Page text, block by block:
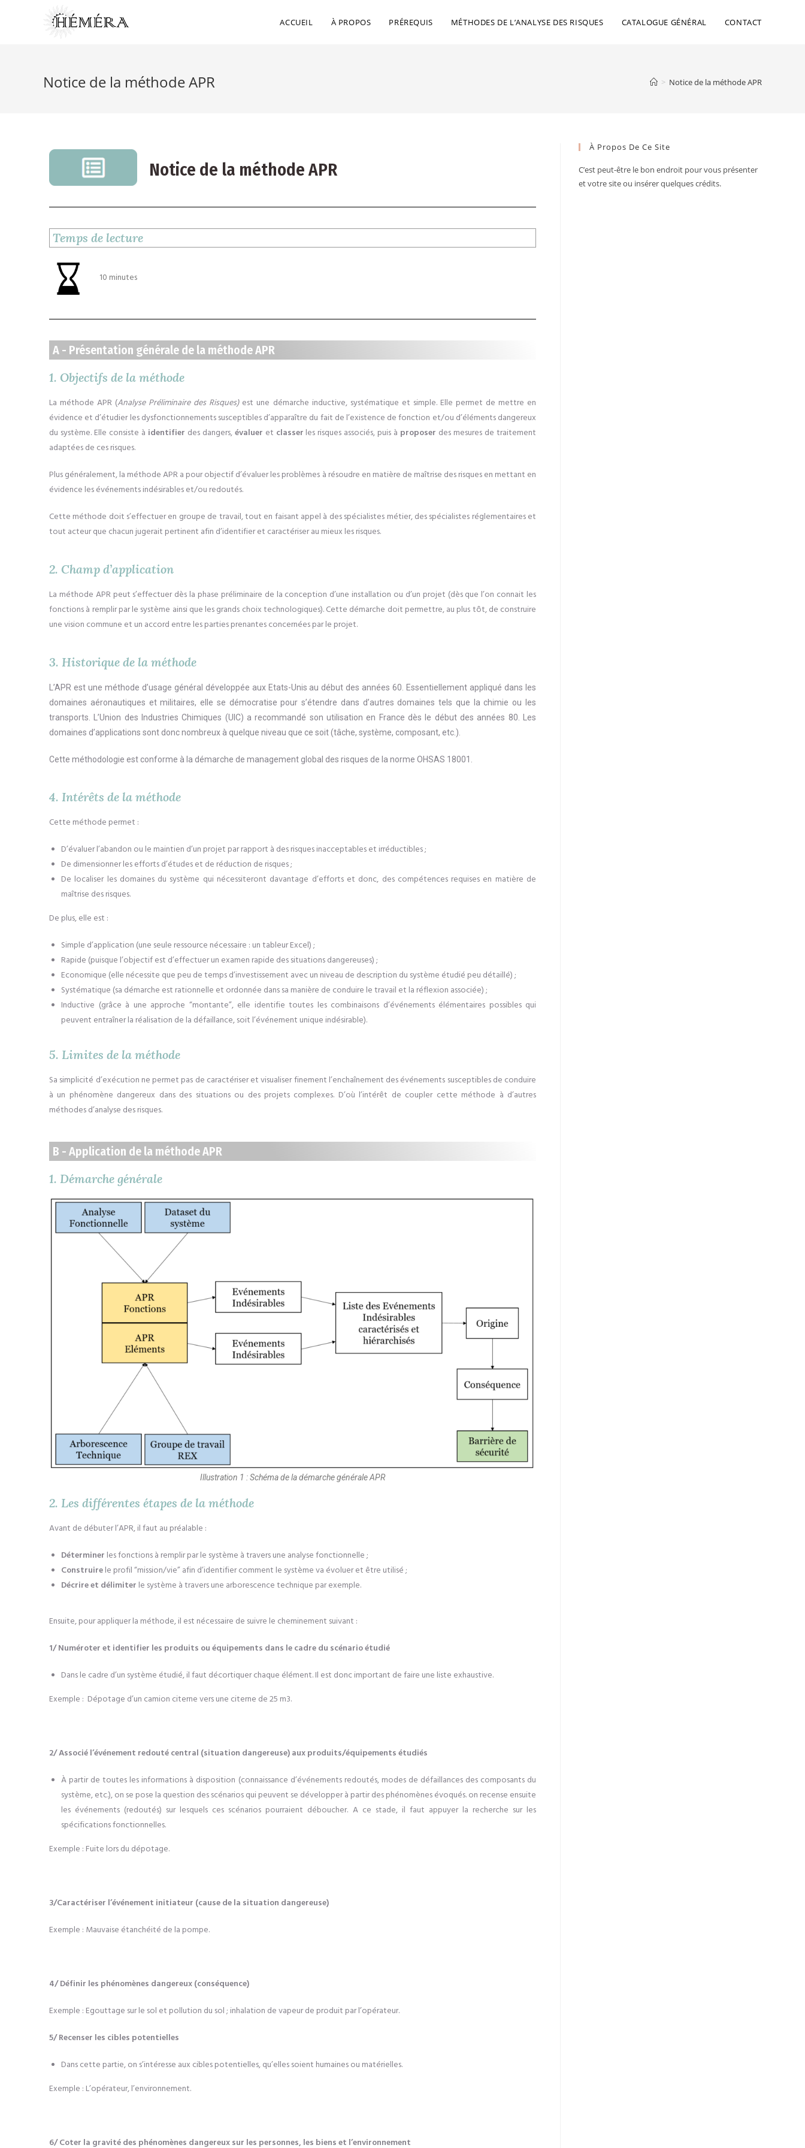
ACCUEIL À PROPOS PRÉREQUIS MÉTHODES DE L’ANALYSE DES RISQUES CATALOGUE GÉNÉRAL CONTACT
Notice de la méthode APR > Notice de la méthode APR
Notice de la méthode APR
Temps de lecture
10 minutes
A - Présentation générale de la méthode APR
1. Objectifs de la méthode
La méthode APR (Analyse Préliminaire des Risques) est une démarche inductive, systématique et simple. Elle permet de mettre en
évidence et d’étudier les dysfonctionnements susceptibles d’apparaître du fait de l’existence de fonction et/ou d’éléments dangereux
du système. Elle consiste à identifier des dangers, évaluer et classer les risques associés, puis à proposer des mesures detraitement
adaptées de ces risques.
Plus généralement, la méthode APR a pour objectif d’évaluer les problèmes à résoudre en matière de maîtrise des risquesen mettant en
évidence les événements indésirables et/ou redoutés.
Cette méthode doit s’effectuer en groupe de travail, tout en faisant appel à des spécialistes métier, des spécialistes réglementaires et
tout acteur que chacun jugerait pertinent afin d’identifier et caractériser au mieux les risques.
2. Champ d’application
La méthode APR peut s’effectuer dès la phase préliminaire de la conception d’une installation ou d’un projet (dès que l’on connait les
fonctions à remplir par le système ainsi que les grands choix technologiques). Cette démarche doit permettre, au plus tôt, de construire
une vision commune et un accord entre les parties prenantes concernées par le projet.
3. Historique de la méthode
L’APR est une méthode d’usage général développée aux Etats-Unis au début des années 60. Essentiellement appliqué dans les
domaines aéronautiques et militaires, elle se démocratise pour s’étendre dans d’autres domaines tels que la chimie ou les
transports. L’Union des Industries Chimiques (UIC) a recommandé son utilisation en France dès le début des années 80. Les
domaines d’applications sont donc nombreux à quelque niveau que ce soit (tâche, système, composant, etc.).
Cette méthodologie est conforme à la démarche de management global des risques de la norme OHSAS 18001.
4. Intérêts de la méthode
Cette méthode permet :
D’évaluer l’abandon ou le maintien d’un projet par rapport à des risques inacceptables et irréductibles ;
De dimensionner les efforts d’études et de réduction de risques ;
De localiser les domaines du système qui nécessiteront davantage d’efforts et donc, des compétences requises en matière de
maîtrise des risques.
De plus, elle est :
Simple d’application (une seule ressource nécessaire : un tableur Excel) ;
Rapide (puisque l’objectif est d’effectuer un examen rapide des situations dangereuses) ;
Economique (elle nécessite que peu de temps d’investissement avec un niveau de description du système étudié peu détaillé) ;
Systématique (sa démarche est rationnelle et ordonnée dans sa manière de conduire le travail et la réflexion associée) ;
Inductive (grâce à une approche “montante”, elle identifie toutes les combinaisons d’événements élémentaires possibles qui
peuvent entraîner la réalisation de la défaillance, soit l’événement unique indésirable).
5. Limites de la méthode
Sa simplicité d’exécution ne permet pas de caractériser et visualiser finement l’enchaînement des événements susceptibles de conduire
à un phénomène dangereux dans des situations ou des projets complexes. D’où l’intérêt de coupler cette méthode à d’autres
méthodes d’analyse des risques.
B - Application de la méthode APR
1. Démarche générale
Illustration 1 : Schéma de la démarche générale APR
2. Les différentes étapes de la méthode
Avant de débuter l’APR, il faut au préalable :
Déterminer les fonctions à remplir par le système à travers une analyse fonctionnelle ;
Construire le profil “mission/vie” afin d’identifier comment le système va évoluer et être utilisé ;
Décrire et délimiter le système à travers une arborescence technique par exemple.
Ensuite, pour appliquer la méthode, il est nécessaire de suivre le cheminement suivant :
1/ Numéroter et identifier les produits ou équipements dans le cadre du scénario étudié
Dans le cadre d’un système étudié, il faut décortiquer chaque élément. Il est donc important de faire une liste exhaustive.
Exemple : Dépotage d’un camion citerne vers une citerne de 25 m3.
2/ Associé l’événement redouté central (situation dangereuse) aux produits/équipements étudiés
À partir detoutes les informations à disposition (connaissance d’événements redoutés, modes de défaillances des composants du
système, etc.), on se pose la question des scénarios qui peuvent se développer à partir des phénomènes évoqués. on recense ensuite
les événements (redoutés) sur lesquels ces scénarios pourraient déboucher. A ce stade, il faut appuyer la recherche sur les
spécifications fonctionnelles.
Exemple : Fuite lors du dépotage.
3/Caractériser l’événement initiateur (cause de la situation dangereuse)
Exemple : Mauvaise étanchéité de la pompe.
4/ Définir les phénomènes dangereux (conséquence)
Exemple : Egouttage sur le sol et pollution du sol ; inhalation de vapeur de produit par l’opérateur.
5/ Recenser les cibles potentielles
Dans cette partie, on s’intéresse aux cibles potentielles, qu’elles soient humaines ou matérielles.
Exemple : L’opérateur, l’environnement.
6/ Coter la gravité des phénomènes dangereux sur les personnes, les biens et l’environnement
À Propos De Ce Site
C’est peut-être le bon endroit pour vous présenter
et votre site ou insérer quelques crédits.